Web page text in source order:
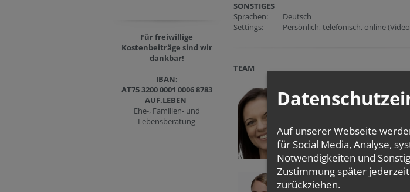
Für freiwillige
Kostenbeiträge sind wir
dankbar!
IBAN:
AT75 3200 0001 0006 8783
AUF.LEBEN
Ehe-, Familien- und
Lebensberatung
SONSTIGES
Sprachen:
Deutsch
Settings:
Persönlich, telefonisch, online
TEAM
Susanne FALLY, MSc
Stellenkoordinatorin
Trauerbegleitung
Supervisorin
Claudia HEINISCH, LL.M.(WU)
Juristin
Auf unserer Webseite
für Social Media, Analyse,
Notwendigkeiten und
Zustimmung später
zurückziehen.